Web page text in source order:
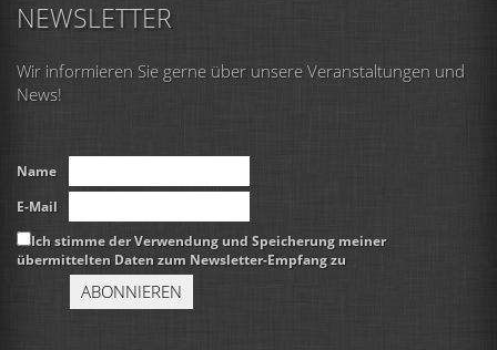
NEWSLETTER
Wir informieren Sie gerne über unsere Veranstaltungen und
News!
Name
E-Mail
Ich stimme der Verwendung und Speicherung meiner
übermittelten Daten zum Newsletter-Empfang zu